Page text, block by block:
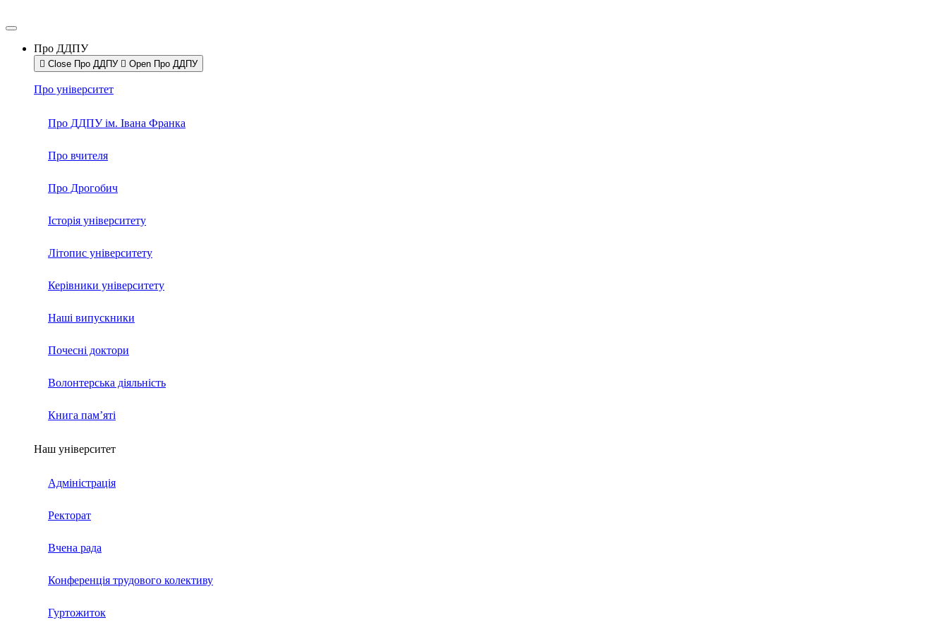
Про ДДПУ
Close Про ДДПУ Open Про ДДПУ
Про університет
Про ДДПУ ім. Івана Франка
Про вчителя
Про Дрогобич
Історія університету
Літопис університету
Керівники університету
Наші випускники
Почесні доктори
Волонтерська діяльність
Книга пам’яті
Наш університет
Адміністрація
Ректорат
Вчена рада
Конференція трудового колективу
Гуртожиток